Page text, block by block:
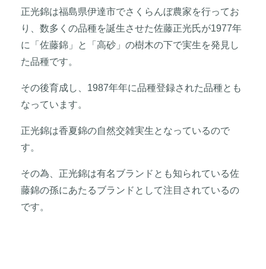
正光錦は福島県伊達市でさくらんぼ農家を行ってお
り、数多くの品種を誕生させた佐藤正光氏が1977年
に「佐藤錦」と「高砂」の樹木の下で実生を発見し
た品種です。
その後育成し、1987年年に品種登録された品種とも
なっています。
正光錦は香夏錦の自然交雑実生となっているので
す。
その為、正光錦は有名ブランドとも知られている佐
藤錦の孫にあたるブランドとして注目されているの
です。